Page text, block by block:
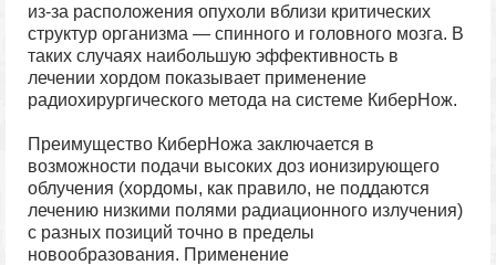
из-за расположения опухоли вблизи критических
структур организма — спинного и головного мозга. В
таких случаях наибольшую эффективность в
лечении хордом показывает применение
радиохирургического метода на системе КиберНож.
Преимущество КиберНожа заключается в
возможности подачи высоких доз ионизирующего
облучения (хордомы, как правило, не поддаются
лечению низкими полями радиационного излучения)
с разных позиций точно в пределы
новообразования. Применение